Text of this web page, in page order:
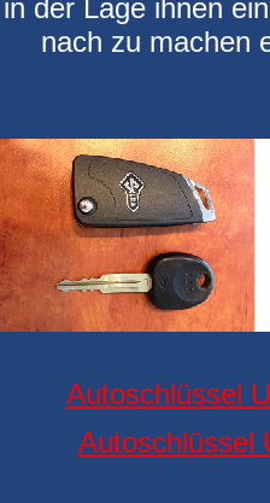
in der Lage ihnen
nach zu machen
Autoschlüssel
Autoschlüssel